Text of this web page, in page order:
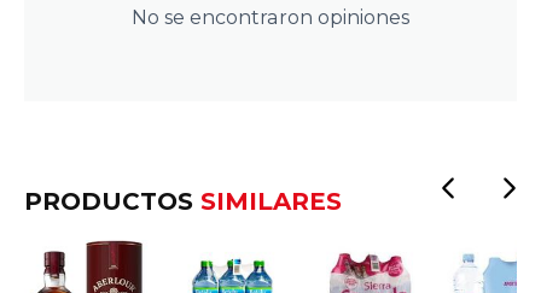
No se encontraron opiniones
PRODUCTOS SIMILARES